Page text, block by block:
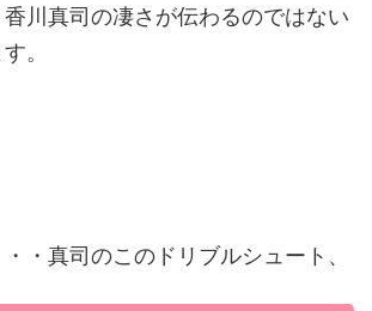
川真司の凄さが伝わるのではない
。
・真司のこのドリブルシュート、